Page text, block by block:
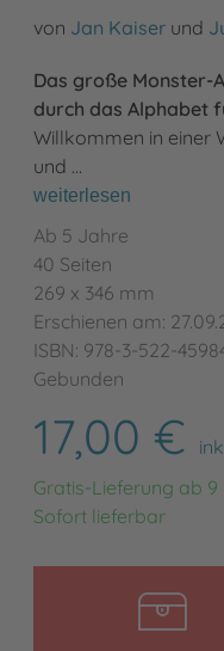
von Jan Kaiser und
Das große Monster-
durch das Alphabet
Willkommen in einer
und …
weiterlesen
Ab 5 Jahre
40 Seiten
269 x 346 mm
Erschienen am:
ISBN: 978-3-522-
Gebunden
17,00 €
Gratis-Lieferung ab 9
Sofort lieferbar